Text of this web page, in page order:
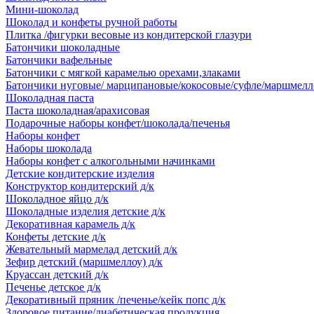
Мини-шоколад
Шоколад и конфеты ручной работы
Плитка /фигурки весовые из кондитерской глазури
Батончики шоколадные
Батончики вафельные
Батончики с мягкой карамелью орехами,злаками
Батончики нуговые/ марципановые/кокосовые/суфле/
Шоколадная паста
Паста шоколадная/арахисовая
Подарочные наборы конфет/шоколада/печенья
Наборы конфет
Наборы шоколада
Наборы конфет с алкогольными начинками
Детские кондитерские изделия
Конструктор кондитерский д/к
Шоколадное яйцо д/к
Шоколадные изделия детские д/к
Декоративная карамель д/к
Конфеты детские д/к
Жевательный мармелад детский д/к
Зефир детский (маршмеллоу) д/к
Круассан детский д/к
Печенье детское д/к
Декоративный пряник /печенье/кейк попс д/к